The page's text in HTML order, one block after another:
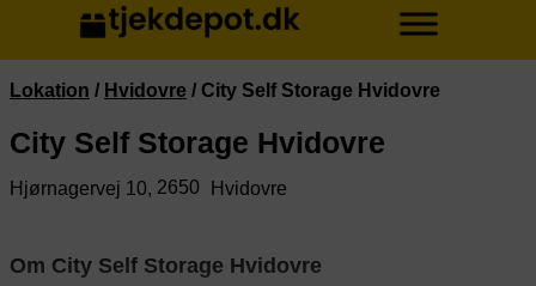
Lokation / Hvidovre / City Self Storage Hvidovre
City Self Storage Hvidovre
Hjørnagervej 10, 2650 Hvidovre
Om City Self Storage Hvidovre